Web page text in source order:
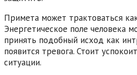
Примета может трактоваться
Энергетическое поле человека
принять подобный исход как
появится тревога. Стоит
ситуации.